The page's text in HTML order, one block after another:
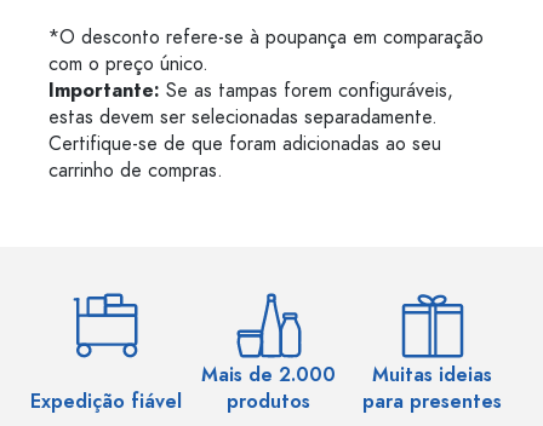
*O desconto refere-se à poupança em comparação
com o preço único.
Importante: Se as tampas forem configuráveis,
estas devem ser selecionadas separadamente.
Certifique-se de que foram adicionadas ao seu
carrinho de compras.
Expedição fiável
Mais de 2.000
produtos
Muitas ideias
para presentes